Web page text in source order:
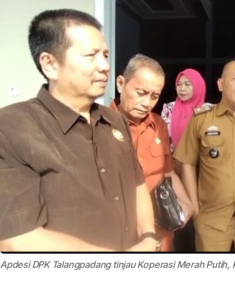
Apdesi DPK Talangpadang tinjau Koperasi Merah